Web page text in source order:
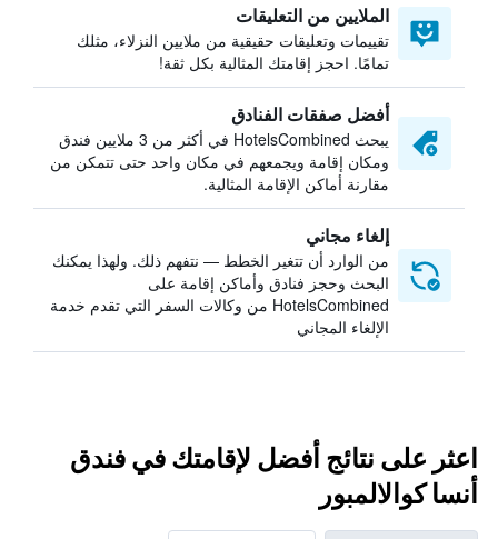
الملايين من التعليقات
تقييمات وتعليقات حقيقية من ملايين النزلاء، مثلك
تمامًا. احجز إقامتك المثالية بكل ثقة!
أفضل صفقات الفنادق
يبحث HotelsCombined في أكثر من 3 ملايين فندق
ومكان إقامة ويجمعهم في مكان واحد حتى تتمكن من
مقارنة أماكن الإقامة المثالية.
إلغاء مجاني
من الوارد أن تتغير الخطط — نتفهم ذلك. ولهذا يمكنك
البحث وحجز فنادق وأماكن إقامة على
HotelsCombined من وكالات السفر التي تقدم خدمة
الإلغاء المجاني
اعثر على نتائج أفضل لإقامتك في فندق
أنسا كوالالمبور